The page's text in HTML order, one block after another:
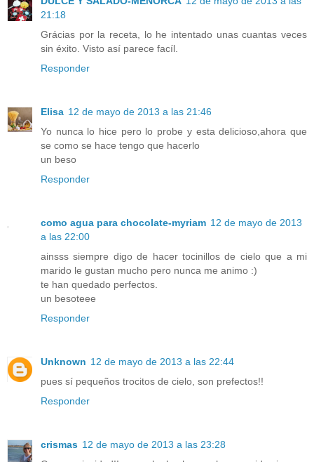
21:18
Grácias por la receta, lo he intentado unas cuantas veces
sin éxito. Visto así parece facíl.
Responder
Elisa 12 de mayo de 2013 a las 21:46
Yo nunca lo hice pero lo probe y esta delicioso,ahora que
se como se hace tengo que hacerlo
un beso
Responder
como agua para chocolate-myriam 12 de mayo de 2013
a las 22:00
ainsss siempre digo de hacer tocinillos de cielo que a mi
marido le gustan mucho pero nunca me animo :)
te han quedado perfectos.
un besoteee
Responder
Unknown 12 de mayo de 2013 a las 22:44
pues sí pequeños trocitos de cielo, son prefectos!!
Responder
crismas 12 de mayo de 2013 a las 23:28